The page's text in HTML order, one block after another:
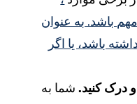
به عنوان
یا اگر
کنید.شما به